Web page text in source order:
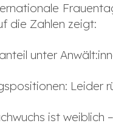
die Zahlen zeigt:
unter
Leider
ist weiblich